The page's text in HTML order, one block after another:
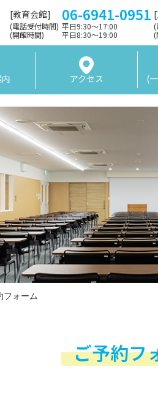
[教育会館] 06-6941-0951
(電話受付時間) 平日9:30〜17:00
(開館時間)
平日8:30〜19:00
アクセス (
フォーム
ご予約フ